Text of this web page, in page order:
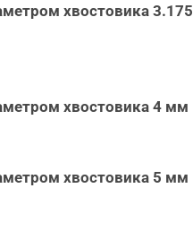
хвостовика 3.175
хвостовика 4 мм
хвостовика 5 мм